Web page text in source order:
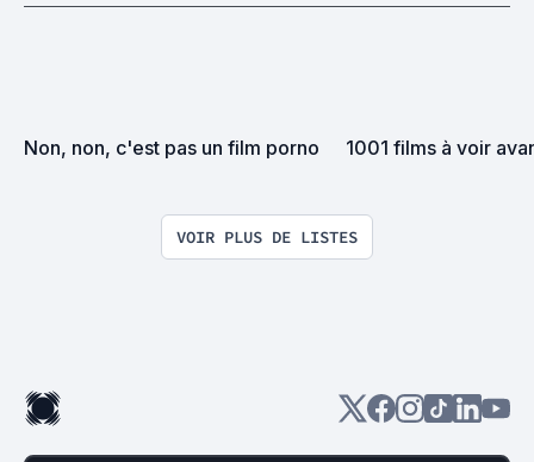
Non, non, c'est pas un film porno 1001 films à voir
VOIR PLUS DE LISTES